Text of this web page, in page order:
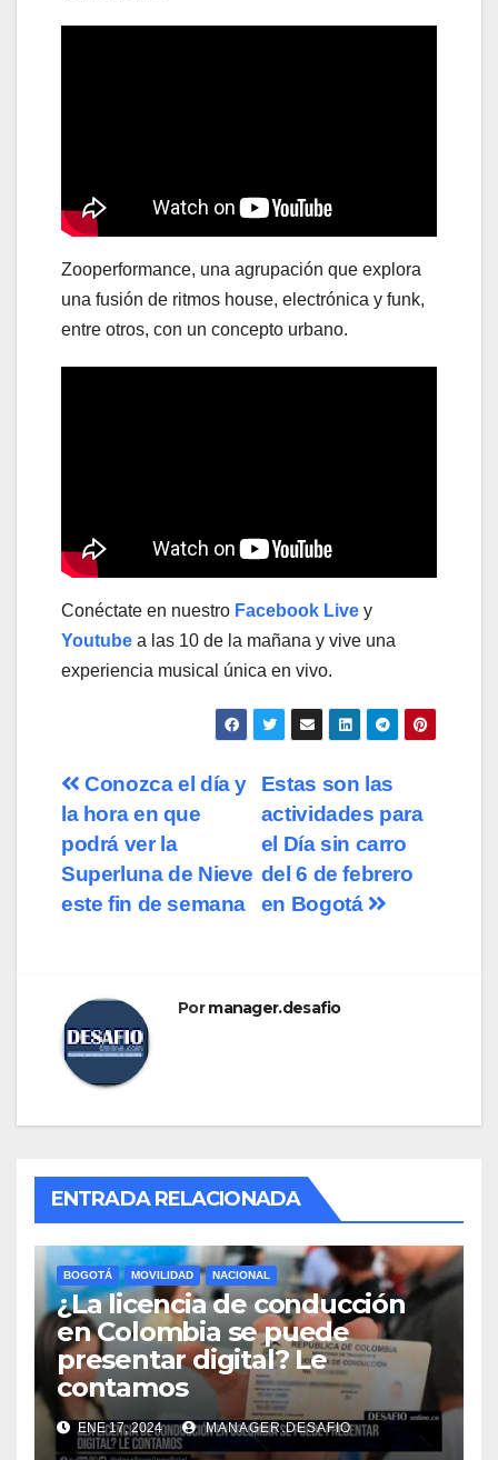
Zooperformance, una agrupación que explora
una fusión de ritmos house, electrónica y funk,
entre otros, con un concepto urbano.
Conéctate en nuestro Facebook Live y
Youtube a las 10 de la mañana y vive una
experiencia musical única en vivo.
Navegación
de
entradas
Estas son las
actividades para
el Día sin carro
del 6 de febrero
en Bogotá
Conozca el día y
la hora en que
podrá ver la
Superluna de Nieve
este fin de semana
Pormanager.desafio
ENTRADA RELACIONADA
BOGOTÁ MOVILIDAD NACIONAL
¿La licencia de conducción
en Colombia se puede
presentar digital? Le
contamos
ENE 17, 2024 MANAGER.DESAFIO